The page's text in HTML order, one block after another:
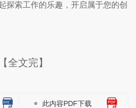
探索工作的乐趣，开启属于您的创
【全文完】
此内容PDF下载